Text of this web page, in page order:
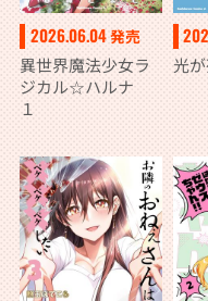
2026.06.04発売
異世界魔法少女ラ
ジカル☆ハルナ
１
光